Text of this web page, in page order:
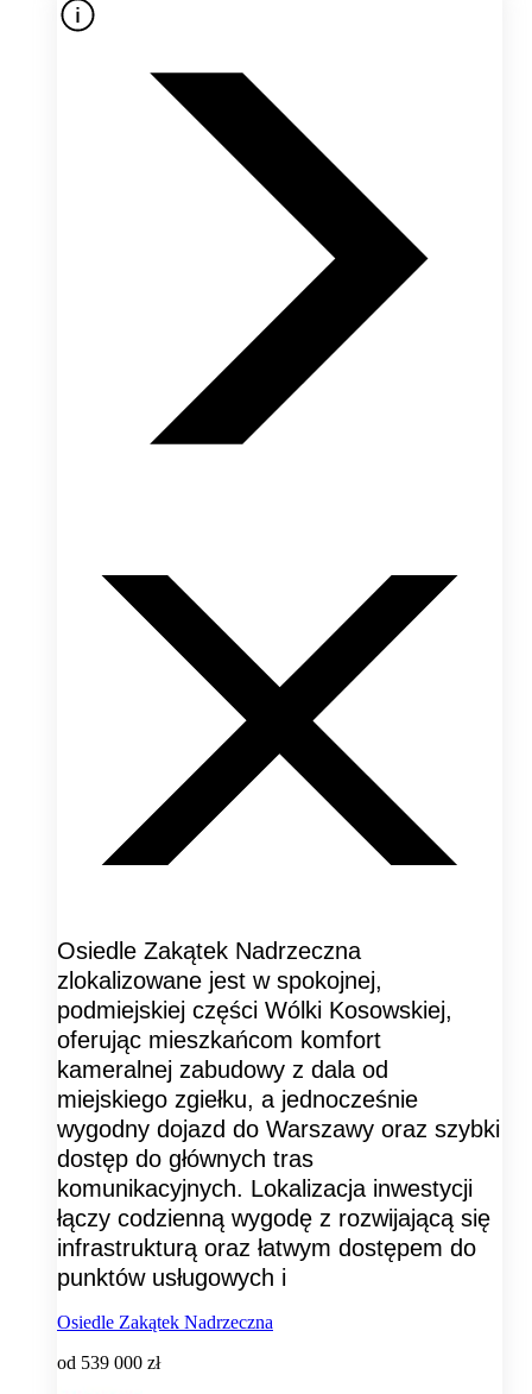
Osiedle Zakątek Nadrzeczna
zlokalizowane jest w spokojnej,
podmiejskiej części Wólki Kosowskiej,
oferując mieszkańcom komfort
kameralnej zabudowy z dala od
miejskiego zgiełku, a jednocześnie
wygodny dojazd do Warszawy oraz szybki
dostęp do głównych tras
komunikacyjnych. Lokalizacja inwestycji
łączy codzienną wygodę z rozwijającą się
infrastrukturą oraz łatwym dostępem do
punktów usługowych i
Osiedle Zakątek Nadrzeczna
od 539 000 zł